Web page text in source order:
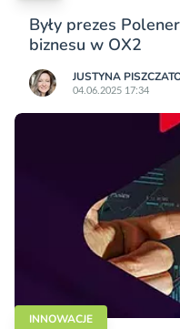
Były prezes
biznesu w OX2
JUSTYNA
04.06.2025 17:34
INNOWACJE